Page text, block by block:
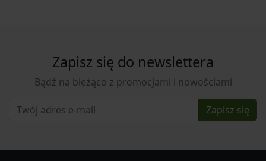
Zapisz się do newslettera
Bądź na bieżąco z promocjami i nowościami
Zapisz się